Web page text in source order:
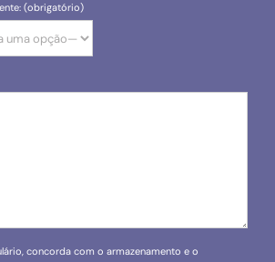
(obrigatório)
concorda com o armazenamento e o